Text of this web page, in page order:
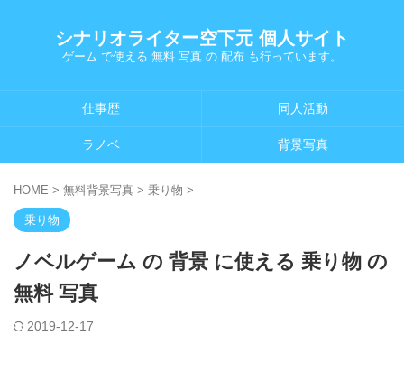
シナリオライター空下元 個人サイト
ゲーム で使える 無料 写真 の 配布 も行っています。
仕事歴 同人活動
ラノベ 背景写真
HOME > 無料背景写真 > 乗り物 >
乗り物
ノベルゲーム の 背景 に使える 乗り物 の
無料 写真
2019-12-17